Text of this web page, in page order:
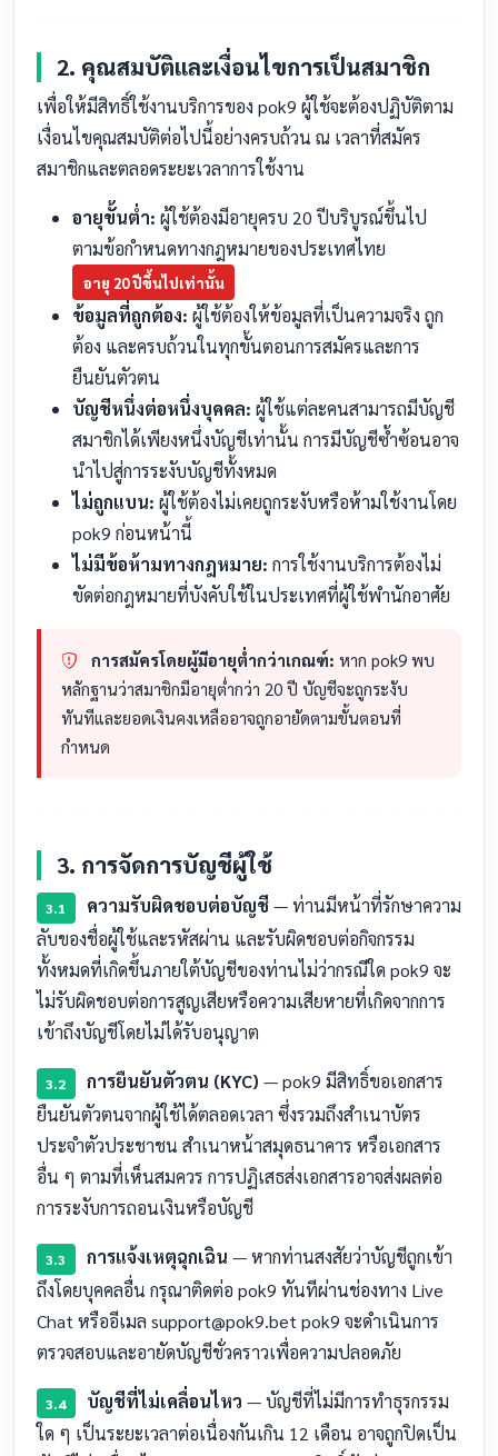
2. คุณสมบัติและเงื่อนไขการเป็นสมาชิก
เพื่อให้มีสิทธิ์ใช้งานบริการของ pok9 ผู้ใช้จะต้องปฏิบัติตาม
เงื่อนไขคุณสมบัติต่อไปนี้อย่างครบถ้วน ณ เวลาที่สมัคร
สมาชิกและตลอดระยะเวลาการใช้งาน
อายุขั้นต่ำ: ผู้ใช้ต้องมีอายุครบ 20 ปีบริบูรณ์ขึ้นไป
ตามข้อกำหนดทางกฎหมายของประเทศไทย
อายุ 20 ปีขึ้นไปเท่านั้น
ข้อมูลที่ถูกต้อง: ผู้ใช้ต้องให้ข้อมูลที่เป็นความจริง ถูก
ต้อง และครบถ้วนในทุกขั้นตอนการสมัครและการ
ยืนยันตัวตน
บัญชีหนึ่งต่อหนึ่งบุคคล: ผู้ใช้แต่ละคนสามารถมีบัญชี
สมาชิกได้เพียงหนึ่งบัญชีเท่านั้น การมีบัญชีซ้ำซ้อนอาจ
นำไปสู่การระงับบัญชีทั้งหมด
ไม่ถูกแบน: ผู้ใช้ต้องไม่เคยถูกระงับหรือห้ามใช้งานโดย
pok9 ก่อนหน้านี้
ไม่มีข้อห้ามทางกฎหมาย: การใช้งานบริการต้องไม่
ขัดต่อกฎหมายที่บังคับใช้ในประเทศที่ผู้ใช้พำนักอาศัย
การสมัครโดยผู้มีอายุต่ำกว่าเกณฑ์: หาก pok9 พบ
หลักฐานว่าสมาชิกมีอายุต่ำกว่า 20 ปี บัญชีจะถูกระงับ
ทันทีและยอดเงินคงเหลืออาจถูกอายัดตามขั้นตอนที่
กำหนด
3. การจัดการบัญชีผู้ใช้
3.1 ความรับผิดชอบต่อบัญชี— ท่านมีหน้าที่รักษาความ
ลับของชื่อผู้ใช้และรหัสผ่าน และรับผิดชอบต่อกิจกรรม
ทั้งหมดที่เกิดขึ้นภายใต้บัญชีของท่านไม่ว่ากรณีใด pok9 จะ
ไม่รับผิดชอบต่อการสูญเสียหรือความเสียหายที่เกิดจากการ
เข้าถึงบัญชีโดยไม่ได้รับอนุญาต
3.2 การยืนยันตัวตน (KYC) — pok9 มีสิทธิ์ขอเอกสาร
ยืนยันตัวตนจากผู้ใช้ได้ตลอดเวลา ซึ่งรวมถึงสำเนาบัตร
ประจำตัวประชาชน สำเนาหน้าสมุดธนาคาร หรือเอกสาร
อื่น ๆ ตามที่เห็นสมควร การปฏิเสธส่งเอกสารอาจส่งผลต่อ
การระงับการถอนเงินหรือบัญชี
3.3 การแจ้งเหตุฉุกเฉิน — หากท่านสงสัยว่าบัญชีถูกเข้า
ถึงโดยบุคคลอื่น กรุณาติดต่อ pok9 ทันทีผ่านช่องทาง Live
Chat หรืออีเมล support@pok9.bet pok9 จะดำเนินการ
ตรวจสอบและอายัดบัญชีชั่วคราวเพื่อความปลอดภัย
3.4 บัญชีที่ไม่เคลื่อนไหว — บัญชีที่ไม่มีการทำธุรกรรม
ใด ๆ เป็นระยะเวลาต่อเนื่องกันเกิน 12 เดือน อาจถูกปิดเป็น